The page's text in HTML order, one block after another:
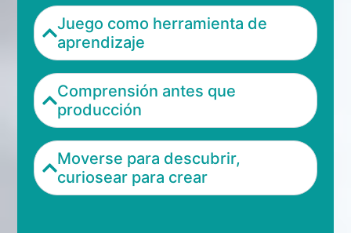
Juego como herramienta de
aprendizaje
Comprensión antes que
producción
Moverse para descubrir,
curiosear para crear